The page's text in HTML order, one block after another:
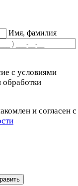
Имя, фамилия
с условиями
и согласен с